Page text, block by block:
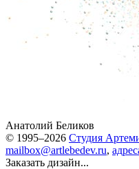
Анатолий Беликов
© 1995–2026 Студия
mailbox@artlebedev.ru,
Заказать дизайн...